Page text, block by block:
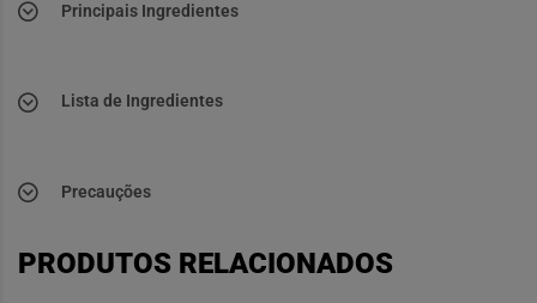
Principais Ingredientes
Lista de Ingredientes
Precauções
PRODUTOS RELACIONADOS